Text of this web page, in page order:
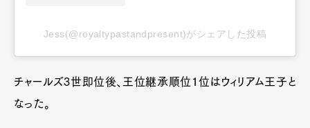
Jess(@royaltypastandpresent)がシェアした投稿
チャールズ3世即位後、王位継承順位1位はウィリアム王子と
なった。